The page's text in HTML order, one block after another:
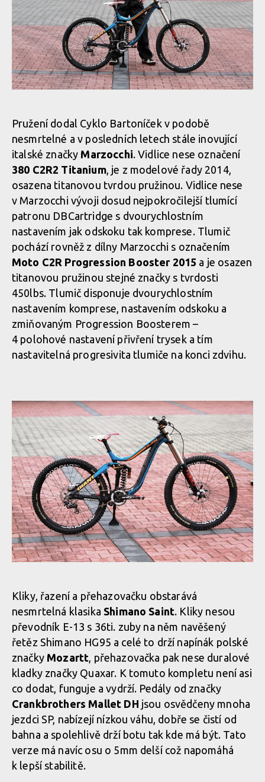
Pružení dodal Cyklo Bartoníček v podobě
nesmrtelné a v posledních letech stále inovující
italské značky Marzocchi. Vidlice nese označení
380 C2R2 Titanium, je z modelové řady 2014,
osazena titanovou tvrdou pružinou. Vidlice nese
v Marzocchi vývoji dosud nejpokročilejší tlumící
patronu DBCartridge s dvourychlostním
nastavením jak odskoku tak komprese. Tlumič
pochází rovněž z dílny Marzocchi s označením
Moto C2R Progression Booster 2015 a je osazen
titanovou pružinou stejné značky s tvrdosti
450lbs. Tlumič disponuje dvourychlostním
nastavením komprese, nastavením odskoku a
zmiňovaným Progression Boosterem –
4 polohové nastavení přivření trysek a tím
nastavitelná progresivita tlumiče na konci zdvihu.
Kliky, řazení a přehazovačku obstarává
nesmrtelná klasika Shimano Saint. Kliky nesou
převodník E-13 s 36ti. zuby na něm navěšený
řetěz Shimano HG95 a celé to drží napínák polské
značky Mozartt, přehazovačka pak nese duralové
kladky značky Quaxar. K tomuto kompletu není asi
co dodat, funguje a vydrží. Pedály od značky
Crankbrothers Mallet DH jsou osvědčeny mnoha
jezdci SP, nabízejí nízkou váhu, dobře se čistí od
bahna a spolehlivě drží botu tak kde má být. Tato
verze má navíc osu o 5mm delší což napomáhá
k lepší stabilitě.